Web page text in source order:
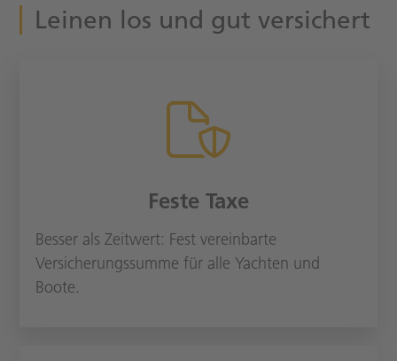
Leinen los und gut versichert
Feste Taxe
Besser als Zeitwert: Fest vereinbarte
Versicherungssumme für alle Yachten und
Boote.